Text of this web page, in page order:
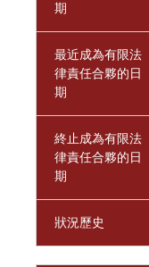
期
最近成為有限法
律責任合夥的日
期
終止成為有限法
律責任合夥的日
期
狀況歷史